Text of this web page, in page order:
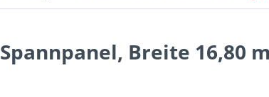
Breite 16,80